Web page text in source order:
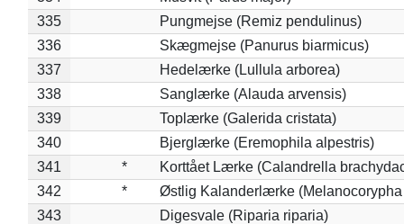
335
Pungmejse (Remiz pendulinus)
336
Skægmejse (Panurus biarmicus)
337
Hedelærke (Lullula arborea)
338
Sanglærke (Alauda arvensis)
339
Toplærke (Galerida cristata)
340
Bjerglærke (Eremophila alpestris)
341
*
Korttået Lærke (Calandrella
342
*
Østlig Kalanderlærke (Melanocorypha
343
Digesvale (Riparia riparia)